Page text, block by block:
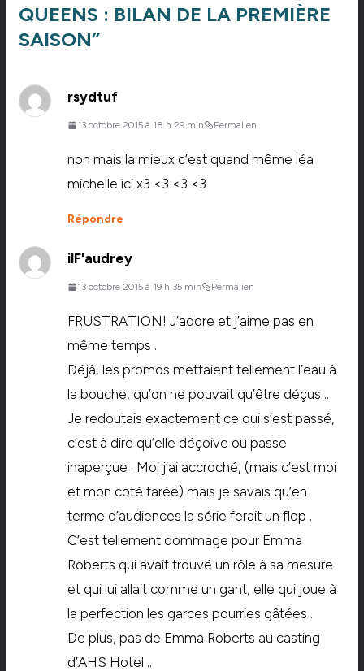
QUEENS : BILAN DE LA PREMIÈRE
SAISON”
rsydtuf
13 octobre 2015 à 18 h 29 min Permalien
non mais la mieux c’est quand même léa
michelle ici x3 <3 <3 <3
Répondre
ilF'audrey
13 octobre 2015 à 19 h 35 min Permalien
FRUSTRATION! J’adore et j’aime pas en
même temps .
Déjà, les promos mettaient tellement l’eau à
la bouche, qu’on ne pouvait qu’être déçus ..
Je redoutais exactement ce qui s’est passé,
c’est à dire qu’elle déçoive ou passe
inaperçue . Moi j’ai accroché, (mais c’est moi
et mon coté tarée) mais je savais qu’en
terme d’audiences la série ferait un flop .
C’est tellement dommage pour Emma
Roberts qui avait trouvé un rôle à sa mesure
et qui lui allait comme un gant, elle qui joue à
la perfection les garces pourries gâtées .
De plus, pas de Emma Roberts au casting
d’AHS Hotel ..